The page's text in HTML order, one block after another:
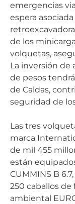
emergencias
espera
de los
volquetas,
La inversión
de pesos
de Caldas,
seguridad de
Las tres
marca
de mil 455
están
CUMMINS B
250 caballos
ambiental